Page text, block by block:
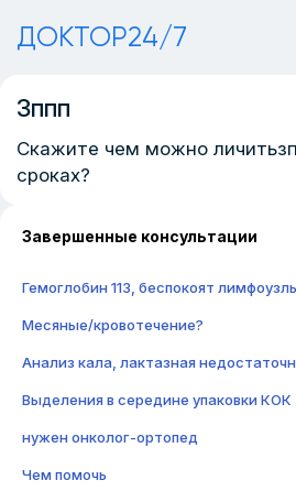
ДОКТОР24/7
Зппп
Скажите чем можно
сроках?
Завершенные консультации
Гемоглобин 113, беспокоят
Месяные/кровотечение?
Анализ кала, лактазная
Выделения в середине упаковки КОК
нужен онколог-ортопед
Чем помочь